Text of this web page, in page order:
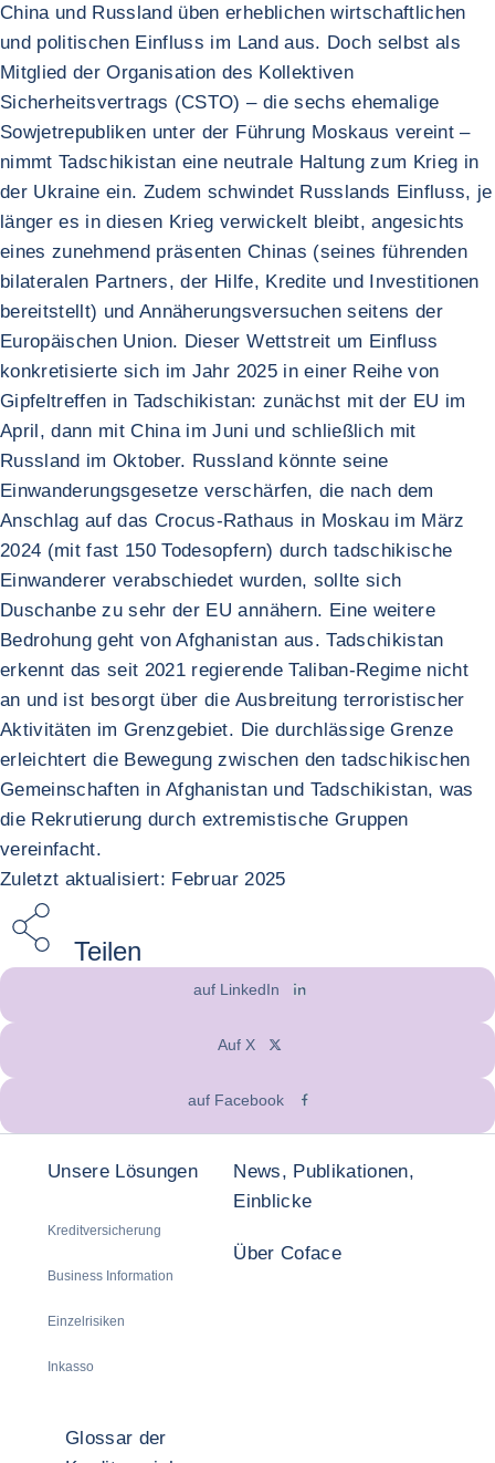
China und Russland üben erheblichen wirtschaftlichen
und politischen Einfluss im Land aus. Doch selbst als
Mitglied der Organisation des Kollektiven
Sicherheitsvertrags (CSTO) – die sechs ehemalige
Sowjetrepubliken unter der Führung Moskaus vereint –
nimmt Tadschikistan eine neutrale Haltung zum Krieg in
der Ukraine ein. Zudem schwindet Russlands Einfluss, je
länger es in diesen Krieg verwickelt bleibt, angesichts
eines zunehmend präsenten Chinas (seines führenden
bilateralen Partners, der Hilfe, Kredite und Investitionen
bereitstellt) und Annäherungsversuchen seitens der
Europäischen Union. Dieser Wettstreit um Einfluss
konkretisierte sich im Jahr 2025 in einer Reihe von
Gipfeltreffen in Tadschikistan: zunächst mit der EU im
April, dann mit China im Juni und schließlich mit
Russland im Oktober. Russland könnte seine
Einwanderungsgesetze verschärfen, die nach dem
Anschlag auf das Crocus-Rathaus in Moskau im März
2024 (mit fast 150 Todesopfern) durch tadschikische
Einwanderer verabschiedet wurden, sollte sich
Duschanbe zu sehr der EU annähern. Eine weitere
Bedrohung geht von Afghanistan aus. Tadschikistan
erkennt das seit 2021 regierende Taliban-Regime nicht
an und ist besorgt über die Ausbreitung terroristischer
Aktivitäten im Grenzgebiet. Die durchlässige Grenze
erleichtert die Bewegung zwischen den tadschikischen
Gemeinschaften in Afghanistan und Tadschikistan, was
die Rekrutierung durch extremistische Gruppen
vereinfacht.
Zuletzt aktualisiert: Februar 2025
Teilen
auf LinkedIn
Auf X
auf Facebook
Unsere Lösungen
Kreditversicherung
Business Information
Einzelrisiken
Inkasso
News, Publikationen,
Einblicke
Über Coface
Glossar der